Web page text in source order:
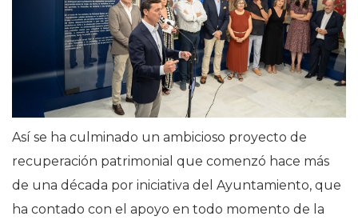
Así se ha culminado un ambicioso proyecto de
recuperación patrimonial que comenzó hace más
de una década por iniciativa del Ayuntamiento, que
ha contado con el apoyo en todo momento de la